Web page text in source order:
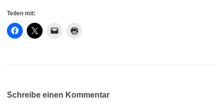
Teilen mit:
Schreibe einen Kommentar